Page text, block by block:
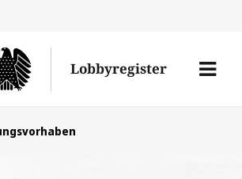
Lobbyregister
Menü